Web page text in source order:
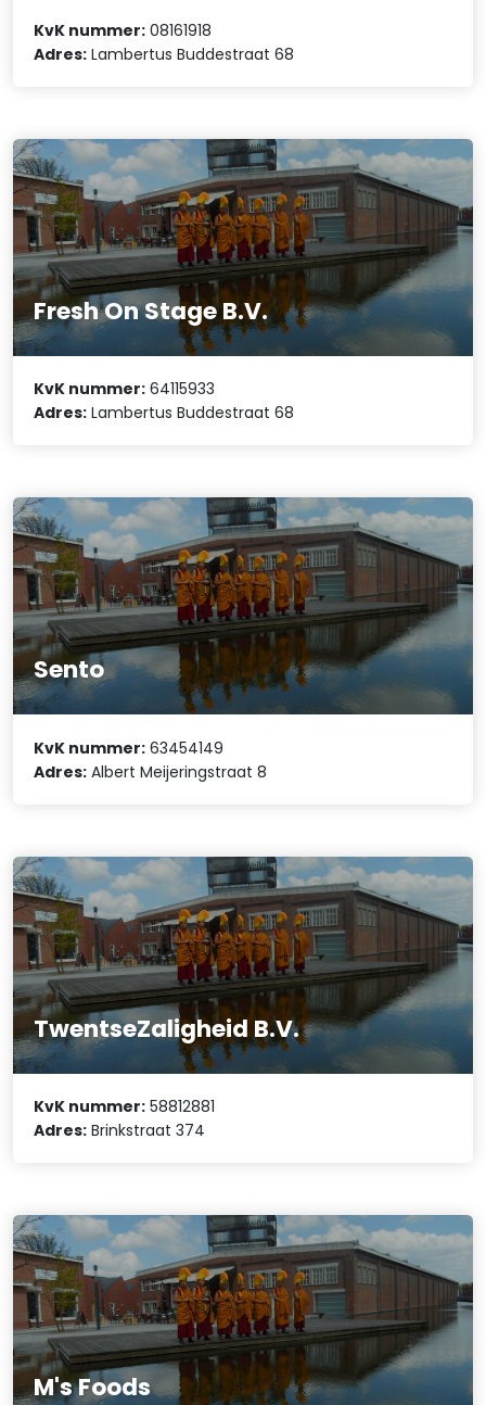
KvK nummer: 08161918
Adres: Lambertus Buddestraat 68
Fresh On Stage B.V.
KvK nummer: 64115933
Adres: Lambertus Buddestraat 68
Sento
KvK nummer: 63454149
Adres: Albert Meijeringstraat 8
TwentseZaligheid B.V.
KvK nummer: 58812881
Adres: Brinkstraat 374
M's Foods